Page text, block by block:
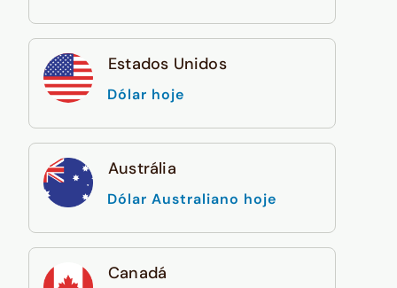
Estados Unidos
Dólar hoje
Austrália
Dólar Australiano hoje
Canadá